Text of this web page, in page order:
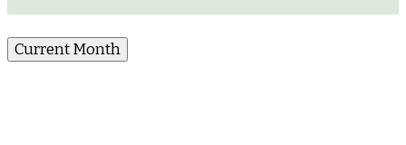
Current Month